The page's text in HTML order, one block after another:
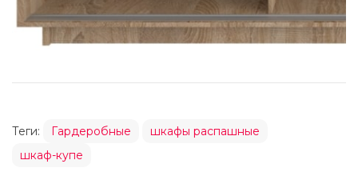
Теги: Гардеробные
шкафы распашные
шкаф-купе